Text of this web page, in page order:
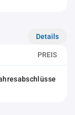
Details
PREIS